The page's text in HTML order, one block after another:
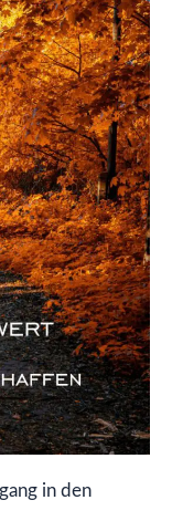
in den